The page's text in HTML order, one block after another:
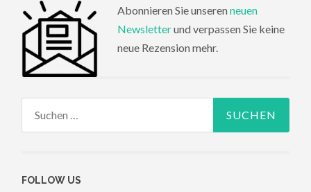
Abonnieren Sie unseren neuen
Newsletterund verpassen Sie keine
neue Rezension mehr.
FOLLOW US